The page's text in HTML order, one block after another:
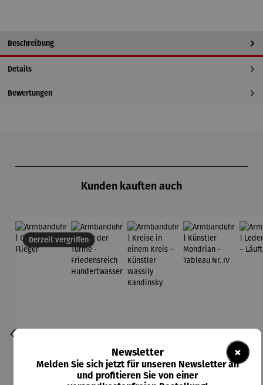
Beschreibung
Details
Bewertungen
Kunden kauften auch
Derzeit vergriffen
×
Newsletter
Melden Sie sich jetzt für unseren Newsletter an
und profitieren Sie von einer